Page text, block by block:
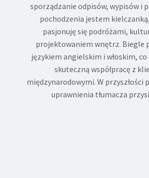
sporządzanie odpisów, wypisów i
pochodzenia jestem
pasjonuję się podróżami,
projektowaniem wnętrz. Biegle
językiem angielskim i włoskim,
skuteczną współpracę z
międzynarodowymi. W przyszłości
uprawnienia tłumacza